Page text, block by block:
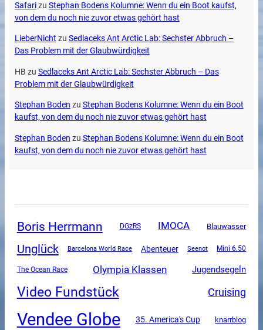
Safarizu Stephan Bodens Kolumne: Wenn du ein Boot kaufst,
von dem du noch nie zuvor etwas gehört hast
LieberNicht zu Sedlaceks Ant Arctic Lab: Sechster Abbruch –
Das Problem mit der Glaubwürdigkeit
HB zu Sedlaceks Ant Arctic Lab: Sechster Abbruch – Das
Problem mit der Glaubwürdigkeit
Stephan Boden zu Stephan Bodens Kolumne: Wenn du ein Boot
kaufst, von dem du noch nie zuvor etwas gehört hast
Stephan Boden zu Stephan Bodens Kolumne: Wenn du ein Boot
kaufst, von dem du noch nie zuvor etwas gehört hast
Boris Herrmann DGzRS IMOCA Blauwasser
Unglück Barcelona World Race Abenteuer Seenot Mini 6.50
The Ocean Race Olympia Klassen Jugendsegeln
Video Fundstück Cruising
Vendee Globe 35. America's Cup knarrblog